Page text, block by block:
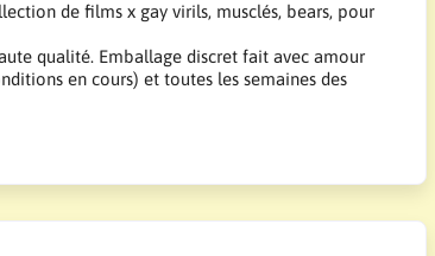
de films x gay virils, musclés, bears, pour
qualité. Emballage discret fait avec amour
en cours) et toutes les semaines des